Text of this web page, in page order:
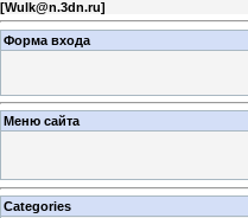
[Wulk@n.3dn.ru]
Форма входа
Меню сайта
Categories